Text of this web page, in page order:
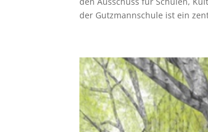
der Gutzmannschule ist ein